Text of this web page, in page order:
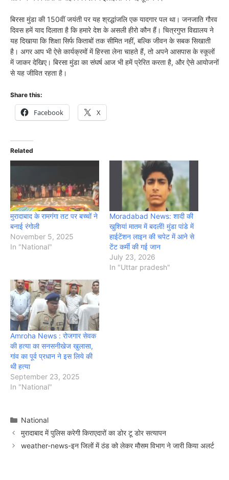
बिरसा मुंडा की 150वीं जयंती पर यह श्रद्धांजलि एक यादगार पल था। जनजाति गौरव
दिवस हमें याद दिलाता है कि हमारे देश के असली हीरो कौन हैं। चित्रगुप्त विद्यालय ने
यह दिखाया कि शिक्षा सिर्फ किताबों तक सीमित नहीं, बल्कि जीवन के सबक सिखाती
है। अगर आप भी ऐसे कार्यक्रमों में हिस्सा लेना चाहते हैं, तो अपने आसपास के स्कूलों
में जाकर देखिए। बिरसा मुंडा का संघर्ष आज भी हमें प्रेरित करता है, और ऐसे आयोजनों
से यह जीवित रहता है।
Share this:
Facebook X
Related
मुरादाबाद के रामगंगा तट पर बच्चों ने
बनाई रंगोली
November 5, 2025
In "National"
Moradabad News: शादी की
खुशियां मातम में बदलीं! मुंडा पांडे में
हाईटेंशन लाइन की चपेट में आने से
टेंट कर्मी की गई जान
July 23, 2026
In "Uttar pradesh"
Amroha News : रोजगार सेवक
की हत्या का सनसनीखेज खुलासा,
गांव का पूर्व प्रधान ने इस लिये की
थी हत्या
September 23, 2025
In "National"
Categories
National
मुरादाबाद में पुलिस करेगी किराएदारों का डोर टू डोर सत्यापन
weather-news-इन जिलों में ठंड को लेकर मौसम विभाग ने जारी किया अलर्ट